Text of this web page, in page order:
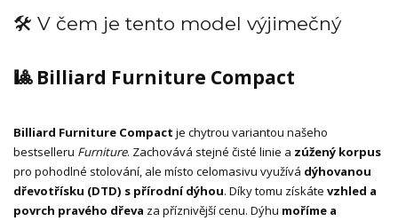
🛠️ V čem je tento model výjimečný
🎱 Billiard Furniture Compact
Billiard Furniture Compact je chytrou variantou našeho
bestselleru Furniture. Zachovává stejné čisté linie a zúžený korpus
pro pohodlné stolování, ale místo celomasivu využívá dýhovanou
dřevotřísku (DTD) s přírodní dýhou. Díky tomu získáte vzhled a
povrch pravého dřeva za příznivější cenu. Dýhu moříme a